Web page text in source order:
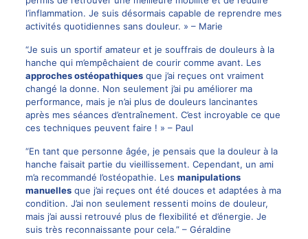
l’inflammation. Je suis désormais capable de reprendre mes
activités quotidiennes sans douleur. » – Marie
“Je suis un sportif amateur et je souffrais de douleurs à la
hanche qui m’empêchaient de courir comme avant. Les
approches ostéopathiquesque j’ai reçues ont vraiment
changé la donne. Non seulement j’ai pu améliorer ma
performance, mais je n’ai plus de douleurs lancinantes
après mes séances d’entraînement. C’est incroyable ce que
ces techniques peuvent faire ! » – Paul
“En tant que personne âgée, je pensais que la douleur à la
hanche faisait partie du vieillissement. Cependant, un ami
m’a recommandé l’ostéopathie. Les manipulations
manuellesque j’ai reçues ont été douces et adaptées à ma
condition. J’ai non seulement ressenti moins de douleur,
mais j’ai aussi retrouvé plus de flexibilité et d’énergie. Je
suis très reconnaissante pour cela.” – Géraldine